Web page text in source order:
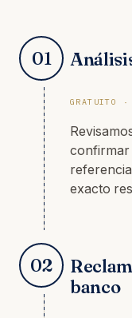
01
GRATUITO
confirmar
exacto
02
banco